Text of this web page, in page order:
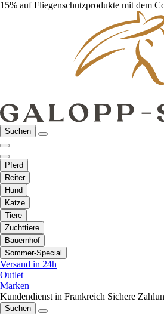
15% auf Fliegenschutzprodukte mit dem
Suchen
Pferd
Reiter
Hund
Katze
Tiere
Zuchttiere
Bauernhof
Sommer-Special
Versand in 24h
Outlet
Marken
Kundendienst in Frankreich Sichere
Suchen